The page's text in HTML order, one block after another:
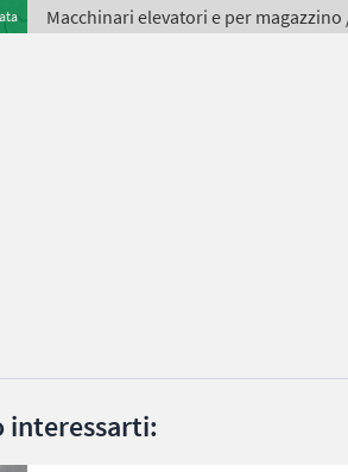
Macchinari elevatori e per magazzino